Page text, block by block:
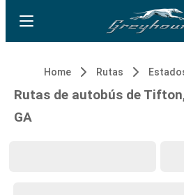
Home Rutas
Rutas de autobús de
GA